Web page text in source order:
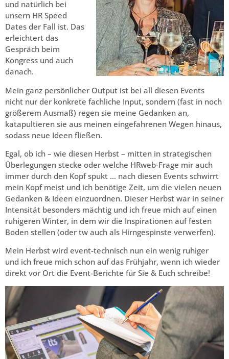
und natürlich bei
unsern HR Speed
Dates der Fall ist. Das
erleichtert das
Gespräch beim
Kongress und auch
danach.
Mein ganz persönlicher Output ist bei all diesen Events
nicht nur der konkrete fachliche Input, sondern (fast in noch
größerem Ausmaß) regen sie meine Gedanken an,
katapultieren sie aus meinen eingefahrenen Wegen hinaus,
sodass neue Ideen fließen.
Egal, ob ich – wie diesen Herbst – mitten in strategischen
Überlegungen stecke oder welche HRweb-Frage mir auch
immer durch den Kopf spukt … nach diesen Events schwirrt
mein Kopf meist und ich benötige Zeit, um die vielen neuen
Gedanken & Ideen einzuordnen. Dieser Herbst war in seiner
Intensität besonders mächtig und ich freue mich auf einen
ruhigeren Winter, in dem wir die Inspirationen auf festen
Boden stellen (oder tw auch als Hirngespinste verwerfen).
Mein Herbst wird event-technisch nun ein wenig ruhiger
und ich freue mich schon auf das Frühjahr, wenn ich wieder
direkt vor Ort die Event-Berichte für Sie & Euch schreibe!